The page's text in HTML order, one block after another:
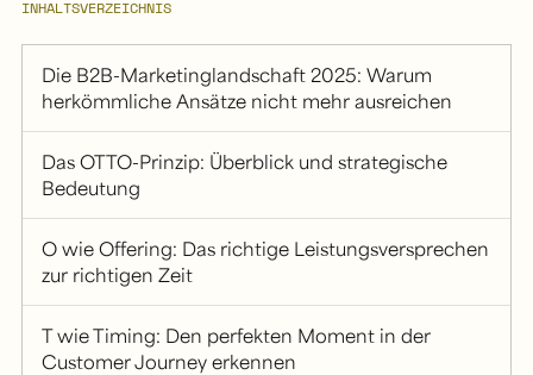
INHALTSVERZEICHNIS
Die B2B-Marketinglandschaft 2025: Warum
herkömmliche Ansätze nicht mehr ausreichen
Das OTTO-Prinzip: Überblick und strategische
Bedeutung
O wie Offering: Das richtige Leistungsversprechen
zur richtigen Zeit
T wie Timing: Den perfekten Moment in der
Customer Journey erkennen